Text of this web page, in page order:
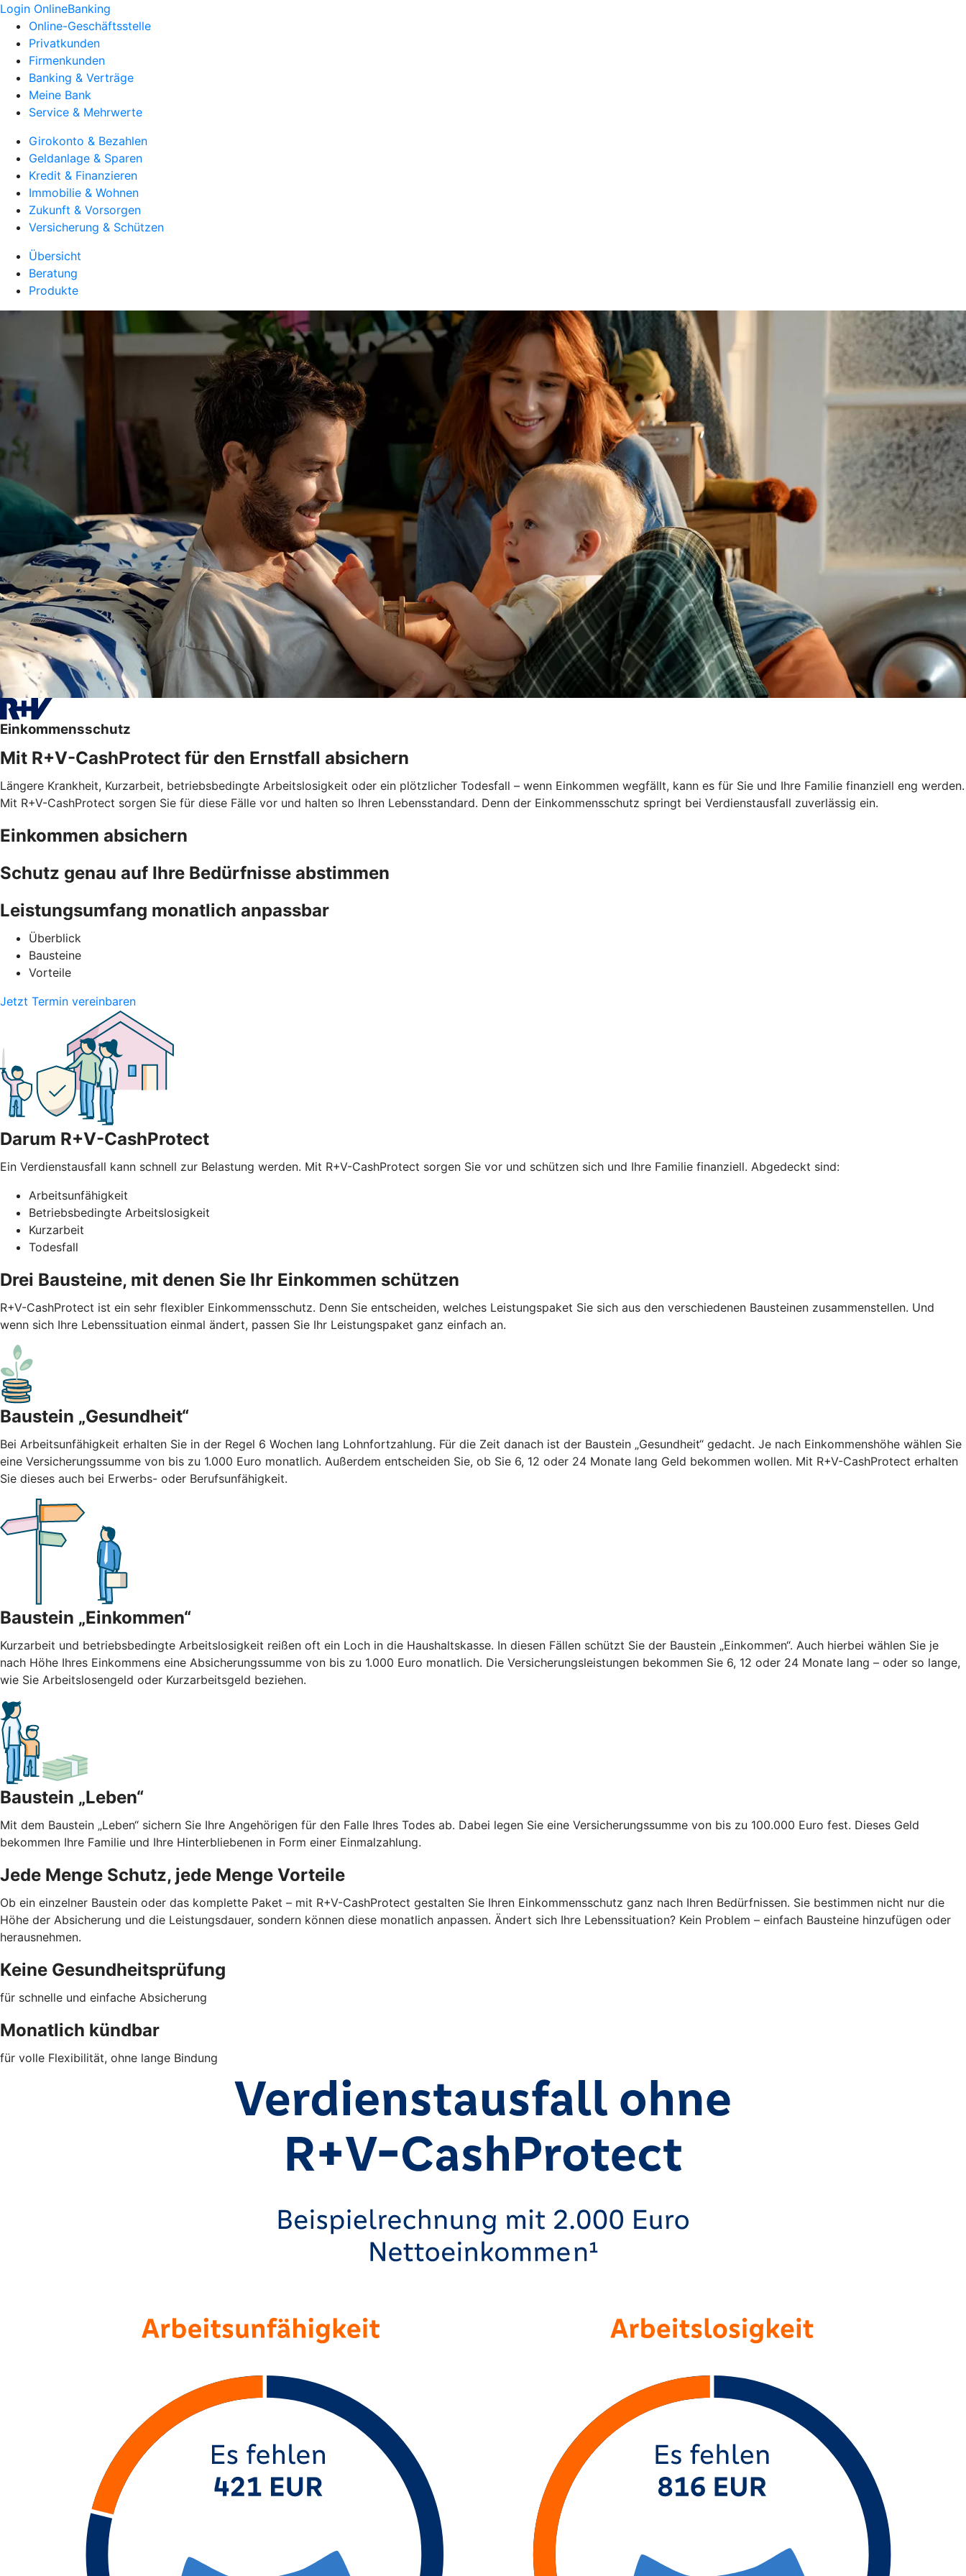
Login OnlineBanking
Online-Geschäftsstelle
Privatkunden
Firmenkunden
Banking & Verträge
Meine Bank
Service & Mehrwerte
Girokonto & Bezahlen
Geldanlage & Sparen
Kredit & Finanzieren
Immobilie & Wohnen
Zukunft & Vorsorgen
Versicherung & Schützen
Übersicht
Beratung
Produkte
Einkommensschutz
Mit R+V-CashProtect für den Ernstfall absichern
Längere Krankheit, Kurzarbeit, betriebsbedingte Arbeitslosigkeit oder ein plötzlicher Todesfall – wenn Einkommen wegfällt, kann es für Sie und Ihre Familie finanziell eng werden.
Mit R+V-CashProtect sorgen Sie für diese Fälle vor und halten so Ihren Lebensstandard. Denn der Einkommensschutz springt bei Verdienstausfall zuverlässig ein.
Einkommen absichern
Schutz genau auf Ihre Bedürfnisse abstimmen
Leistungsumfang monatlich anpassbar
Überblick
Bausteine
Vorteile
Jetzt Termin vereinbaren
Darum R+V-CashProtect
Ein Verdienstausfall kann schnell zur Belastung werden. Mit R+V-CashProtect sorgen Sie vor und schützen sich und Ihre Familie finanziell. Abgedeckt sind:
Arbeitsunfähigkeit
Betriebsbedingte Arbeitslosigkeit
Kurzarbeit
Todesfall
Drei Bausteine, mit denen Sie Ihr Einkommen schützen
R+V-CashProtect ist ein sehr flexibler Einkommensschutz. Denn Sie entscheiden, welches Leistungspaket Sie sich aus den verschiedenen Bausteinen zusammenstellen. Und
wenn sich Ihre Lebenssituation einmal ändert, passen Sie Ihr Leistungspaket ganz einfach an.
Baustein „Gesundheit“
Bei Arbeitsunfähigkeit erhalten Sie in der Regel 6 Wochen lang Lohnfortzahlung. Für die Zeit danach ist der Baustein „Gesundheit“ gedacht. Je nach Einkommenshöhe wählen Sie
eine Versicherungssumme von bis zu 1.000 Euro monatlich. Außerdem entscheiden Sie, ob Sie 6, 12 oder 24 Monate lang Geld bekommen wollen. Mit R+V-CashProtect erhalten
Sie dieses auch bei Erwerbs- oder Berufsunfähigkeit.
Baustein „Einkommen“
Kurzarbeit und betriebsbedingte Arbeitslosigkeit reißen oft ein Loch in die Haushaltskasse. In diesen Fällen schützt Sie der Baustein „Einkommen“. Auch hierbei wählen Sie je
nach Höhe Ihres Einkommens eine Absicherungssumme von bis zu 1.000 Euro monatlich. Die Versicherungsleistungen bekommen Sie 6, 12 oder 24 Monate lang – oder so lange,
wie Sie Arbeitslosengeld oder Kurzarbeitsgeld beziehen.
Baustein „Leben“
Mit dem Baustein „Leben“ sichern Sie Ihre Angehörigen für den Falle Ihres Todes ab. Dabei legen Sie eine Versicherungssumme von bis zu 100.000 Euro fest. Dieses Geld
bekommen Ihre Familie und Ihre Hinterbliebenen in Form einer Einmalzahlung.
Jede Menge Schutz, jede Menge Vorteile
Ob ein einzelner Baustein oder das komplette Paket – mit R+V-CashProtect gestalten Sie Ihren Einkommensschutz ganz nach Ihren Bedürfnissen. Sie bestimmen nicht nur die
Höhe der Absicherung und die Leistungsdauer, sondern können diese monatlich anpassen. Ändert sich Ihre Lebenssituation? Kein Problem – einfach Bausteine hinzufügen oder
herausnehmen.
Keine Gesundheitsprüfung
für schnelle und einfache Absicherung
Monatlich kündbar
für volle Flexibilität, ohne lange Bindung